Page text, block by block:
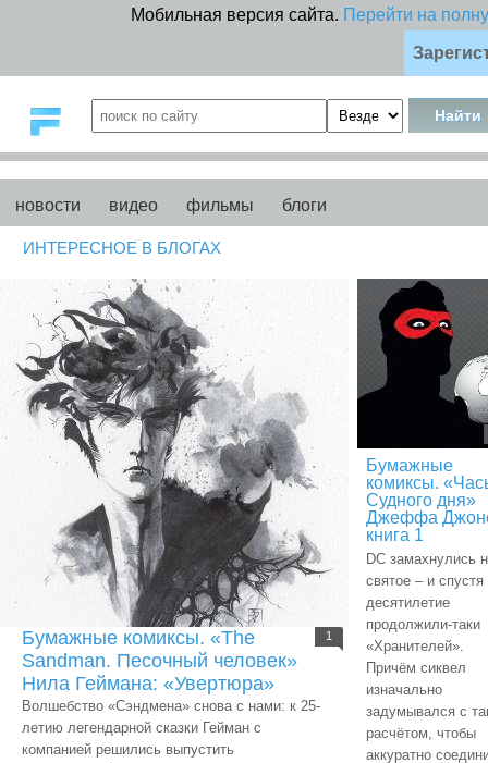
Мобильная версия сайта. Перейти на
новости видео фильмы блоги
ИНТЕРЕСНОЕ В БЛОГАХ
1
Бумажные комиксы. «The
Sandman. Песочный человек»
Нила Геймана: «Увертюра»
Волшебство «Сэндмена» снова с нами: к 25-
летию легендарной сказки Гейман с
компанией решились выпустить
Бумажные
комиксы.
Судного дня»
Джеффа
книга 1
DC замахнулись
святое – и спустя
десятилетие
продолжили-таки
«Хранителей».
Причём сиквел
изначально
задумывался с
расчётом, чтобы
аккуратно